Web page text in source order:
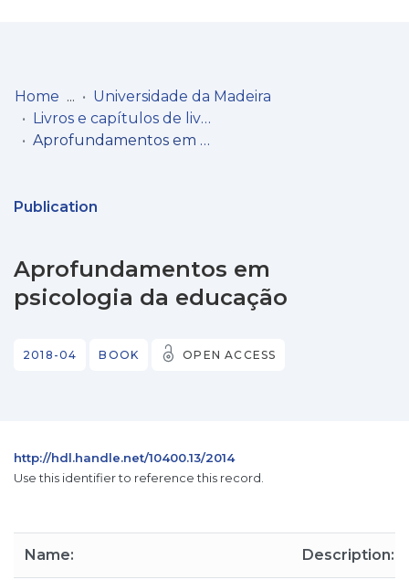
Communities
Statistics
Home
Universidade da Madeira
Livros e capítulos de livros
Aprofundamentos em psicologia da educação
Publication
Aprofundamentos em
psicologia da educação
2018-04 BOOK OPEN ACCESS
http://hdl.handle.net/10400.13/2014
Use this identifier to reference this record.
Name: Description: